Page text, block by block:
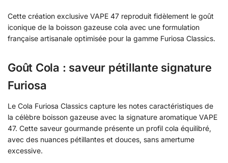
Cette création exclusive VAPE 47 reproduit fidèlement le goût
iconique de la boisson gazeuse cola avec une formulation
française artisanale optimisée pour la gamme Furiosa Classics.
Goût Cola : saveur pétillante signature
Furiosa
Le Cola Furiosa Classics capture les notes caractéristiques de
la célèbre boisson gazeuse avec la signature aromatique VAPE
47. Cette saveur gourmande présente un profil cola équilibré,
avec des nuances pétillantes et douces, sans amertume
excessive.